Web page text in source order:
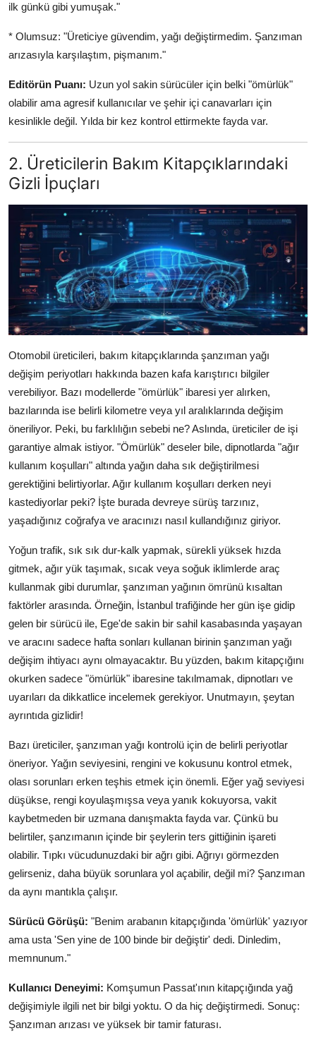
ilk günkü gibi yumuşak."
* Olumsuz: "Üreticiye güvendim, yağı değiştirmedim. Şanzıman
arızasıyla karşılaştım, pişmanım."
Editörün Puanı: Uzun yol sakin sürücüler için belki "ömürlük"
olabilir ama agresif kullanıcılar ve şehir içi canavarları için
kesinlikle değil. Yılda bir kez kontrol ettirmekte fayda var.
2. Üreticilerin Bakım Kitapçıklarındaki
Gizli İpuçları
Otomobil üreticileri, bakım kitapçıklarında şanzıman yağı
değişim periyotları hakkında bazen kafa karıştırıcı bilgiler
verebiliyor. Bazı modellerde "ömürlük" ibaresi yer alırken,
bazılarında ise belirli kilometre veya yıl aralıklarında değişim
öneriliyor. Peki, bu farklılığın sebebi ne? Aslında, üreticiler de işi
garantiye almak istiyor. "Ömürlük" deseler bile, dipnotlarda "ağır
kullanım koşulları" altında yağın daha sık değiştirilmesi
gerektiğini belirtiyorlar. Ağır kullanım koşulları derken neyi
kastediyorlar peki? İşte burada devreye sürüş tarzınız,
yaşadığınız coğrafya ve aracınızı nasıl kullandığınız giriyor.
Yoğun trafik, sık sık dur-kalk yapmak, sürekli yüksek hızda
gitmek, ağır yük taşımak, sıcak veya soğuk iklimlerde araç
kullanmak gibi durumlar, şanzıman yağının ömrünü kısaltan
faktörler arasında. Örneğin, İstanbul trafiğinde her gün işe gidip
gelen bir sürücü ile, Ege'de sakin bir sahil kasabasında yaşayan
ve aracını sadece hafta sonları kullanan birinin şanzıman yağı
değişim ihtiyacı aynı olmayacaktır. Bu yüzden, bakım kitapçığını
okurken sadece "ömürlük" ibaresine takılmamak, dipnotları ve
uyarıları da dikkatlice incelemek gerekiyor. Unutmayın, şeytan
ayrıntıda gizlidir!
Bazı üreticiler, şanzıman yağı kontrolü için de belirli periyotlar
öneriyor. Yağın seviyesini, rengini ve kokusunu kontrol etmek,
olası sorunları erken teşhis etmek için önemli. Eğer yağ seviyesi
düşükse, rengi koyulaşmışsa veya yanık kokuyorsa, vakit
kaybetmeden bir uzmana danışmakta fayda var. Çünkü bu
belirtiler, şanzımanın içinde bir şeylerin ters gittiğinin işareti
olabilir. Tıpkı vücudunuzdaki bir ağrı gibi. Ağrıyı görmezden
gelirseniz, daha büyük sorunlara yol açabilir, değil mi? Şanzıman
da aynı mantıkla çalışır.
Sürücü Görüşü: "Benim arabanın kitapçığında 'ömürlük' yazıyor
ama usta 'Sen yine de 100 binde bir değiştir' dedi. Dinledim,
memnunum."
Kullanıcı Deneyimi: Komşumun Passat'ının kitapçığında yağ
değişimiyle ilgili net bir bilgi yoktu. O da hiç değiştirmedi. Sonuç:
Şanzıman arızası ve yüksek bir tamir faturası.